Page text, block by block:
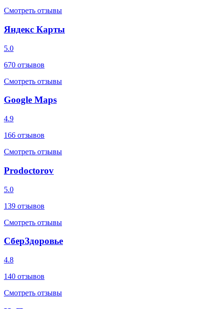
Смотреть отзывы
Яндекс Карты
5.0
670 отзывов
Смотреть отзывы
Google Maps
4.9
166 отзывов
Смотреть отзывы
Prodoctorov
5.0
139 отзывов
Смотреть отзывы
СберЗдоровье
4.8
140 отзывов
Смотреть отзывы